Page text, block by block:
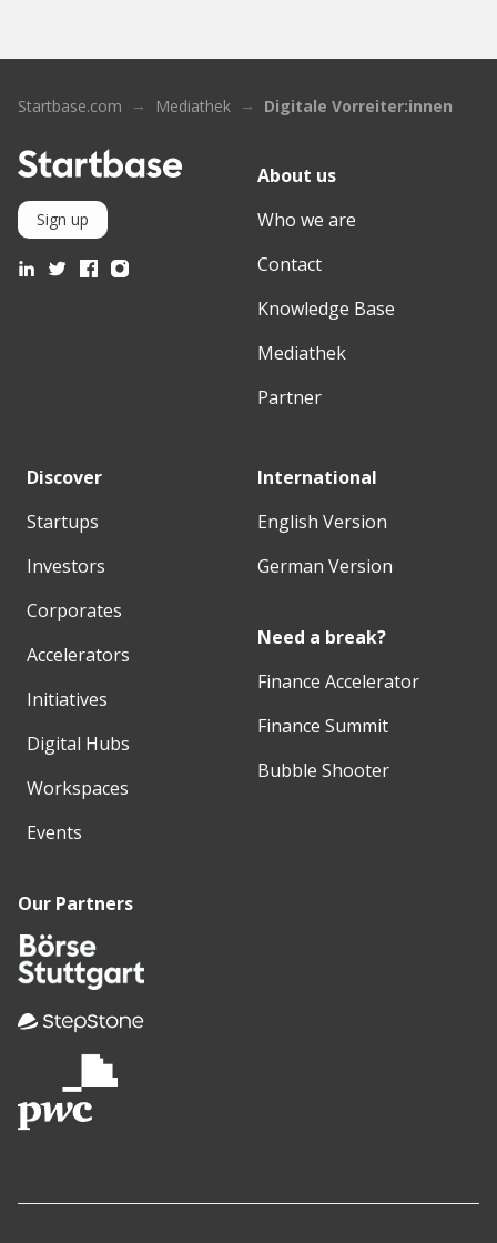
Startbase.com Mediathek Digitale Vorreiter:innen
Sign up
About us
Who we are
Contact
Knowledge Base
Mediathek
Partner
Discover
Startups
Investors
Corporates
Accelerators
Initiatives
Digital Hubs
Workspaces
Events
International
English Version
German Version
Need a break?
Finance Accelerator
Finance Summit
Bubble Shooter
Our Partners